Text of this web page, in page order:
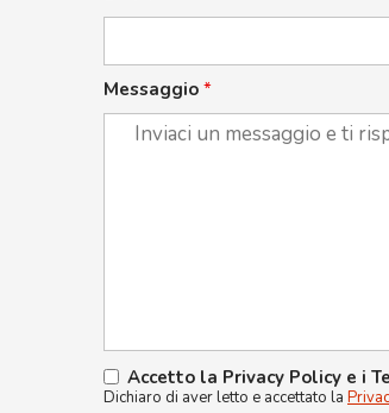
Messaggio *
Accetto la Privacy Policy e i
Dichiaro di aver letto e accettato la